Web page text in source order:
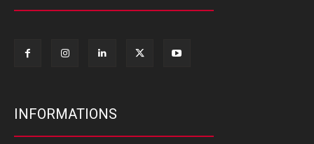
INFORMATIONS